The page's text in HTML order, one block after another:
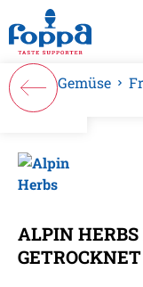
springen
Gemüse
ALPIN